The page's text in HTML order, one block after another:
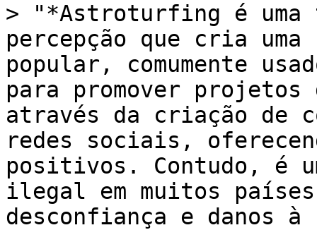
> "*Astroturfing é uma
percepção que cria
popular, comumente
para promover
através da criação de
redes sociais,
positivos. Contudo, é
ilegal em muitos
desconfiança e danos à